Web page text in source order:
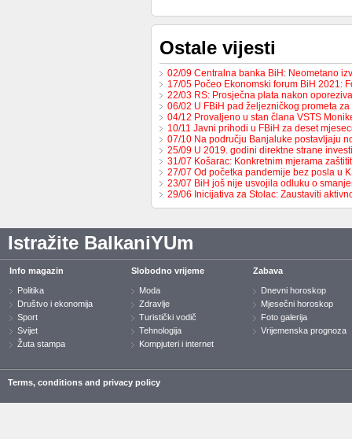
Ostale vijesti
02/09 Centralna banka BiH: Neometano
17/05 Počeo Ekonomski forum BiH 2021:
22/03 RS: Prosječna plata nakon
06/02 U FBiH pad željezničkog prometa
04/12 Provaljeno u stan člana VSTS
10/11 Javni prihodi u FBiH za deset
07/10 Na području Banjaluke postavljaju
25/09 U 2019. godini direktne strane
31/07 Košarac: Konkretnim mjerama
27/07 Od početka pandemije bez posla u
23/07 BiH još nije usvojila odluku o
29/06 Inicijativa za Stolac: Zaustaviti
Istražite BalkaniYUm
Info magazin
Politika
Društvo i ekonomija
Sport
Svijet
Žuta stampa
Slobodno vrijeme
Moda
Zdravlje
Turistički vodič
Tehnologija
Kompjuteri i internet
Zabava
Dnevni horoskop
Mjesečni horoskop
Foto galerija
Vrijemenska prognoza
Terms, conditions and privacy policy